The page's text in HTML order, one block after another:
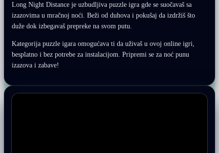
Long Night Distance je uzbudljiva puzzle igra gde se suočavaš sa
izazovima u mračnoj noći. Beži od duhova i pokušaj da izdržiš što
duže dok izbegavaš prepreke na svom putu.
Kategorija puzzle igara omogućava ti da uživaš u ovoj online igri,
besplatno i bez potrebe za instalacijom. Pripremi se za noć punu
izazova i zabave!